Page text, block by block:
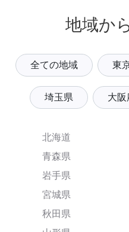
地域か
全ての地域 東
埼玉県 大阪
北海道
青森県
岩手県
宮城県
秋田県